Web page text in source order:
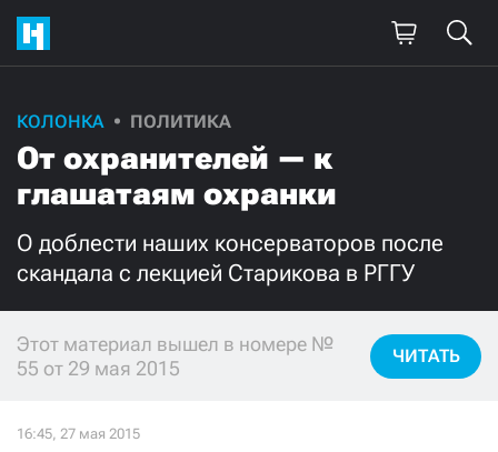
КОЛОНКА ПОЛИТИКА
От охранителей — к
глашатаям охранки
О доблести наших консерваторов после
скандала с лекцией Старикова в РГГУ
Этот материал вышел в номере №
55 от 29 мая 2015
ЧИТАТЬ
Поддержите
нашу работу!
Ежемесячно Разово
3000 1000
500